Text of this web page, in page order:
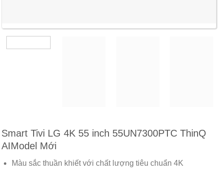
Smart Tivi LG 4K 55 inch 55UN7300PTC ThinQ
AIModel Mới
Màu sắc thuần khiết với chất lượng tiêu chuẩn 4K